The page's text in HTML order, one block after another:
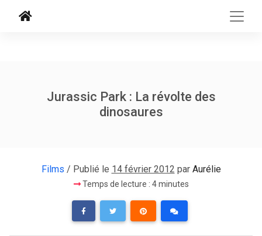
Jurassic Park : La révolte des
dinosaures
Films / Publié le 14 février 2012 par Aurélie
Temps de lecture : 4 minutes